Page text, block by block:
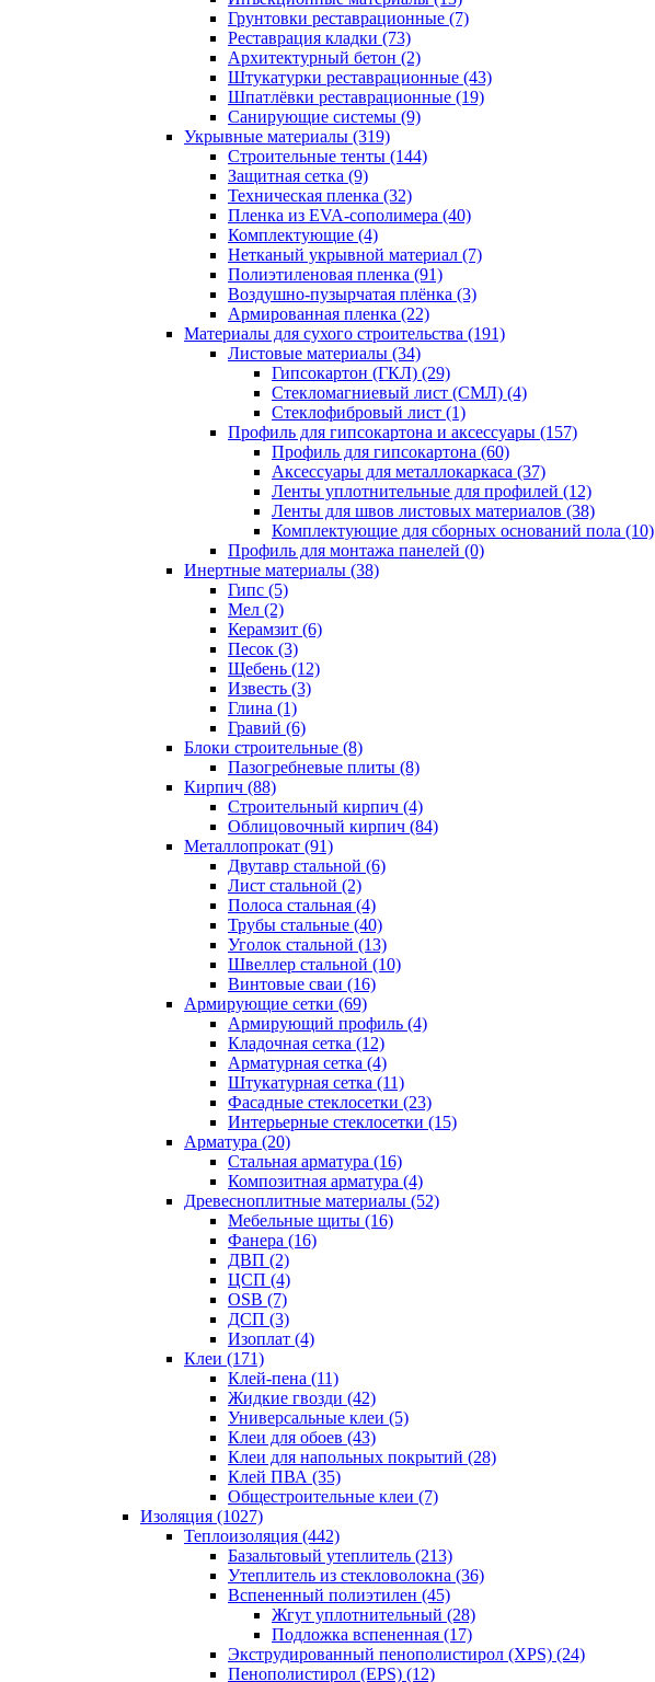
Грунтовки реставрационные (7)
Реставрация кладки (73)
Архитектурный бетон (2)
Штукатурки реставрационные (43)
Шпатлёвки реставрационные (19)
Санирующие системы (9)
Укрывные материалы (319)
Строительные тенты (144)
Защитная сетка (9)
Техническая пленка (32)
Пленка из EVA-сополимера (40)
Комплектующие (4)
Нетканый укрывной материал (7)
Полиэтиленовая пленка (91)
Воздушно-пузырчатая плёнка (3)
Армированная пленка (22)
Материалы для сухого строительства (191)
Листовые материалы (34)
Гипсокартон (ГКЛ) (29)
Стекломагниевый лист (СМЛ) (4)
Cтеклофибровый лист (1)
Профиль для гипсокартона и аксессуары (157)
Профиль для гипсокартона (60)
Аксессуары для металлокаркаса (37)
Ленты уплотнительные для профилей (12)
Ленты для швов листовых материалов (38)
Комплектующие для сборных оснований пола (10)
Профиль для монтажа панелей (0)
Инертные материалы (38)
Гипс (5)
Мел (2)
Керамзит (6)
Песок (3)
Щебень (12)
Известь (3)
Глина (1)
Гравий (6)
Блоки строительные (8)
Пазогребневые плиты (8)
Кирпич (88)
Строительный кирпич (4)
Облицовочный кирпич (84)
Металлопрокат (91)
Двутавр стальной (6)
Лист стальной (2)
Полоса стальная (4)
Трубы стальные (40)
Уголок стальной (13)
Швеллер стальной (10)
Винтовые сваи (16)
Армирующие сетки (69)
Армирующий профиль (4)
Кладочная сетка (12)
Арматурная сетка (4)
Штукатурная сетка (11)
Фасадные стеклосетки (23)
Интерьерные стеклосетки (15)
Арматура (20)
Стальная арматура (16)
Композитная арматура (4)
Древесноплитные материалы (52)
Мебельные щиты (16)
Фанера (16)
ДВП (2)
ЦСП (4)
OSB (7)
ДСП (3)
Изоплат (4)
Клеи (171)
Клей-пена (11)
Жидкие гвозди (42)
Универсальные клеи (5)
Клеи для обоев (43)
Клеи для напольных покрытий (28)
Клей ПВА (35)
Общестроительные клеи (7)
Изоляция (1027)
Теплоизоляция (442)
Базальтовый утеплитель (213)
Утеплитель из стекловолокна (36)
Вспененный полиэтилен (45)
Жгут уплотнительный (28)
Подложка вспененная (17)
Экструдированный пенополистирол (XPS) (24)
Пенополистирол (EPS) (12)